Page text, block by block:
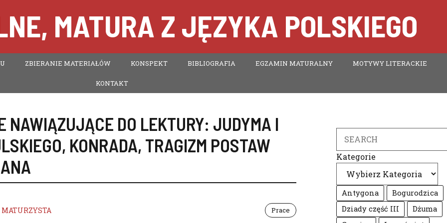
MATURA Z JĘZYKA POLSKIEGO
ZBIERANIE MATERIAŁÓW KONSPEKT BIBLIOGRAFIA EGZAMIN MATURALNY MOTYWY LITERACKIE
KONTAKT
NAWIĄZUJĄCE DO LEKTURY: JUDYMA I
, KONRADA, TRAGIZM POSTAW
MATURZYSTA Prace
Kategorie
Antygona
Bogurodzica
Dziady część III
Dżuma